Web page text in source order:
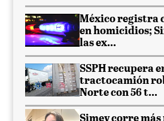
México registra
en homicidios;
las ex...
SSPH recupera
tractocamión
Norte con 56 t...
Simey corre